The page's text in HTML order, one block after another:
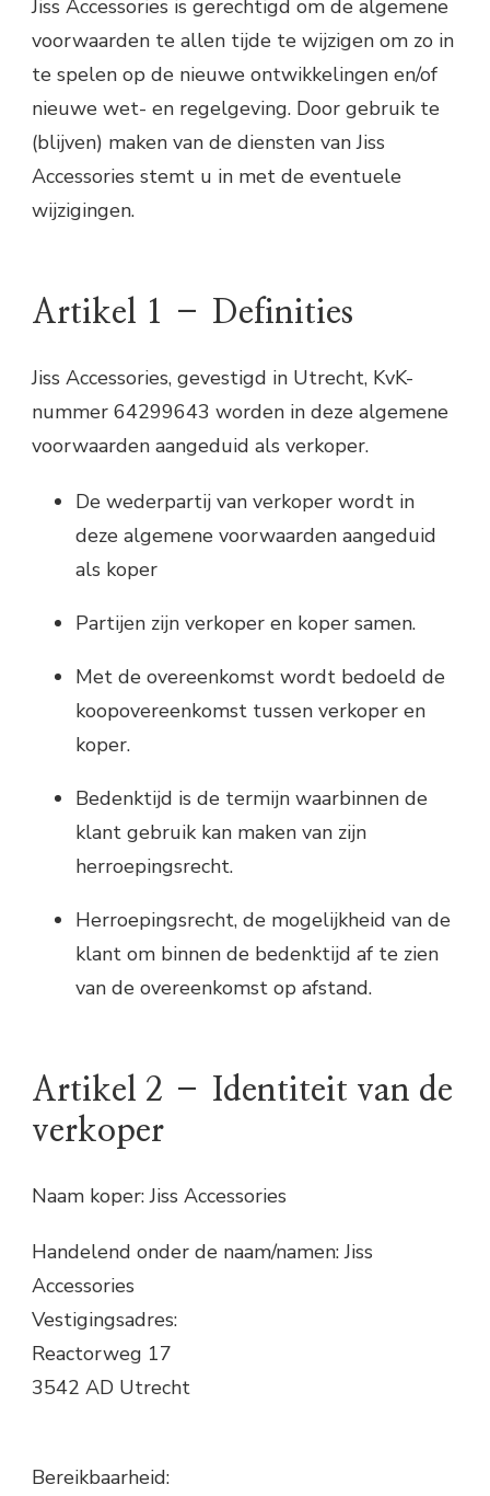
Jiss Accessories is gerechtigd om de algemene
voorwaarden te allen tijde te wijzigen om zo in
te spelen op de nieuwe ontwikkelingen en/of
nieuwe wet- en regelgeving. Door gebruik te
(blijven) maken van de diensten van Jiss
Accessories stemt u in met de eventuele
wijzigingen.
Artikel 1 – Definities
Jiss Accessories, gevestigd in Utrecht, KvK-
nummer 64299643 worden in deze algemene
voorwaarden aangeduid als verkoper.
De wederpartij van verkoper wordt in
deze algemene voorwaarden aangeduid
als koper
Partijen zijn verkoper en koper samen.
Met de overeenkomst wordt bedoeld de
koopovereenkomst tussen verkoper en
koper.
Bedenktijd is de termijn waarbinnen de
klant gebruik kan maken van zijn
herroepingsrecht.
Herroepingsrecht, de mogelijkheid van de
klant om binnen de bedenktijd af te zien
van de overeenkomst op afstand.
Artikel 2 – Identiteit van de
verkoper
Naam koper: Jiss Accessories
Handelend onder de naam/namen: Jiss
Accessories
Vestigingsadres:
Reactorweg 17
3542 AD Utrecht
Bereikbaarheid: